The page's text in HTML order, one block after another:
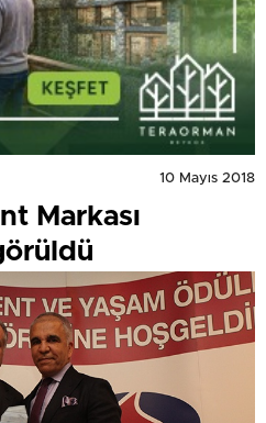
10 Mayıs 2018
Markası